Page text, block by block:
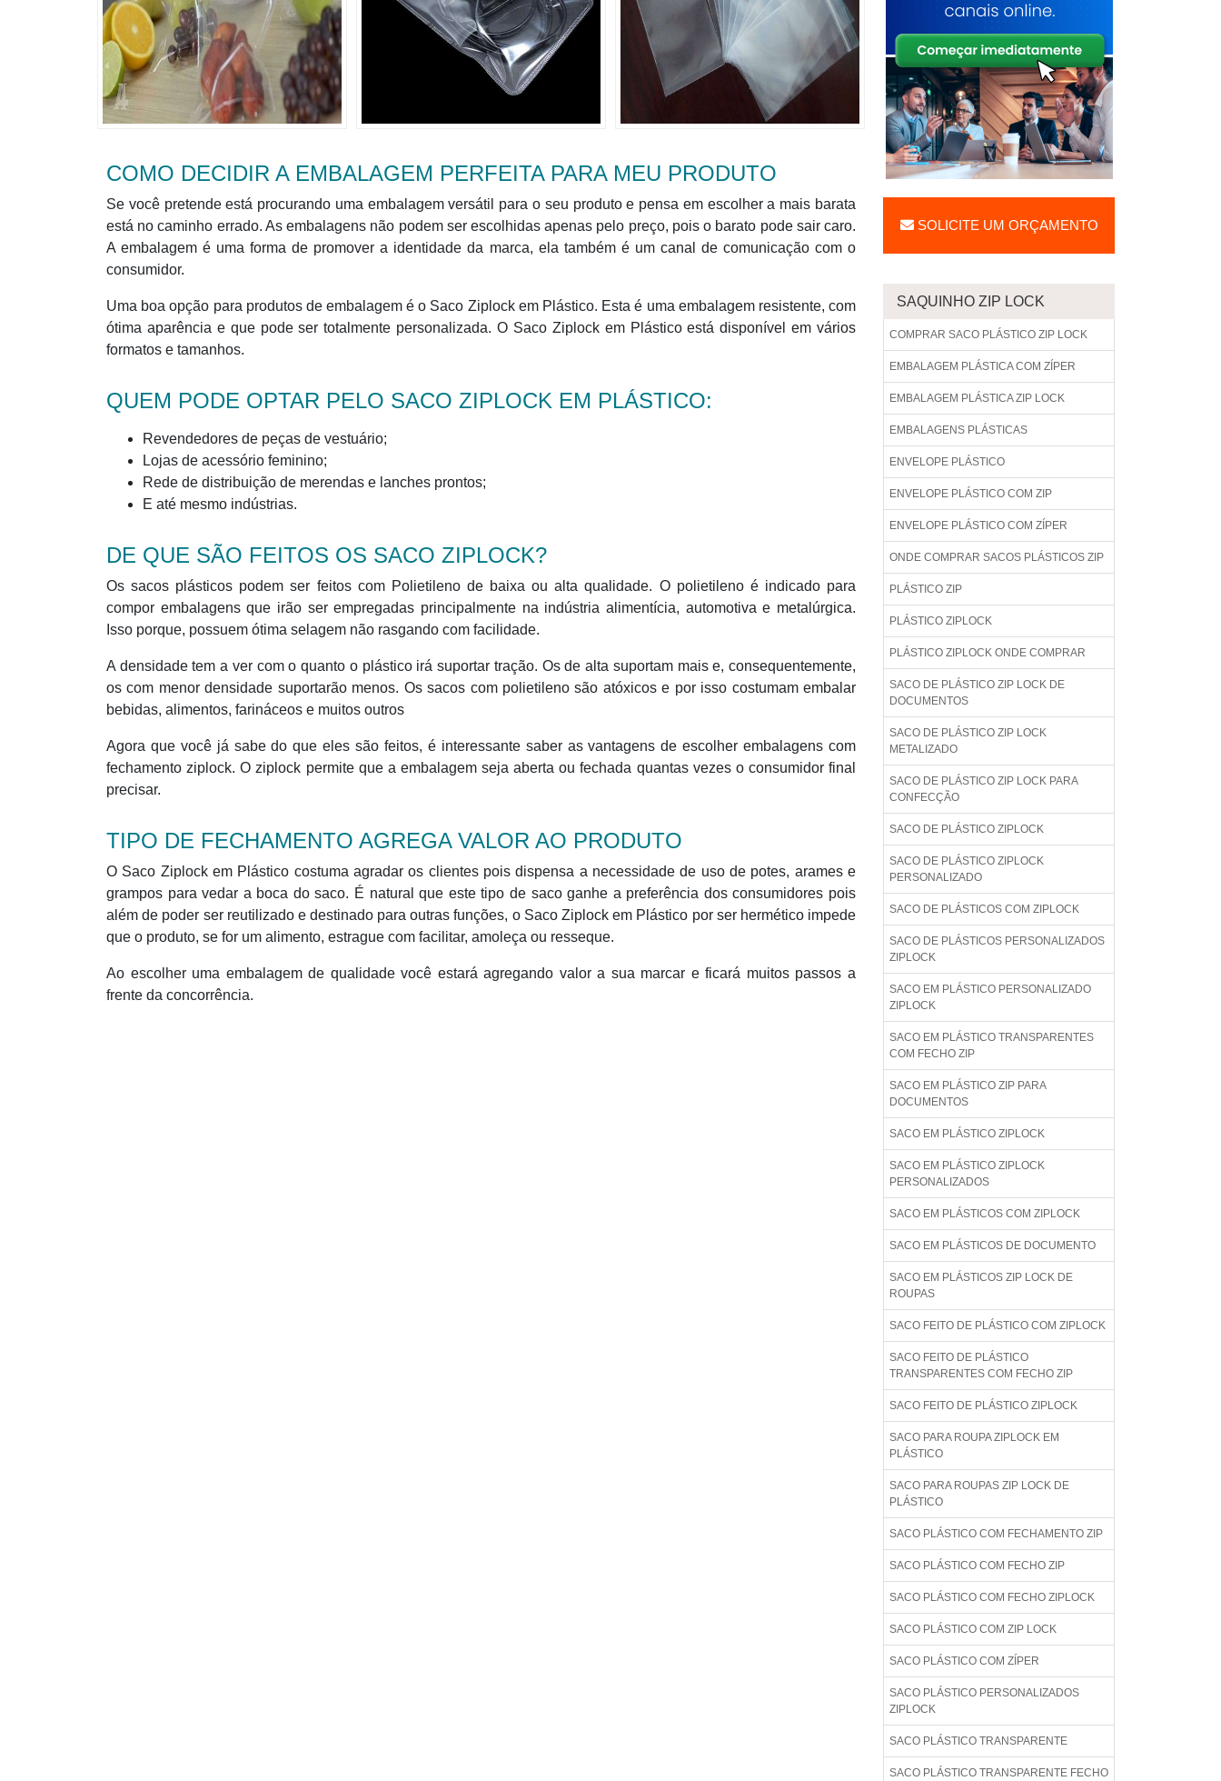
COMO DECIDIR A EMBALAGEM PERFEITA PARA MEU PRODUTO
Se você pretende está procurando uma embalagem versátil para o seu produto e pensa em escolher a mais barata
está no caminho errado. As embalagens não podem ser escolhidas apenas pelo preço, pois o barato pode sair caro.
A embalagem é uma forma de promover a identidade da marca, ela também é um canal de comunicação com o
consumidor.
Uma boa opção para produtos de embalagem é o Saco Ziplock em Plástico. Esta é uma embalagem resistente, com
ótima aparência e que pode ser totalmente personalizada. O Saco Ziplock em Plástico está disponível em vários
formatos e tamanhos.
QUEM PODE OPTAR PELO SACO ZIPLOCK EM PLÁSTICO:
Revendedores de peças de vestuário;
Lojas de acessório feminino;
Rede de distribuição de merendas e lanches prontos;
E até mesmo indústrias.
DE QUE SÃO FEITOS OS SACO ZIPLOCK?
Os sacos plásticos podem ser feitos com Polietileno de baixa ou alta qualidade. O polietileno é indicado para
compor embalagens que irão ser empregadas principalmente na indústria alimentícia, automotiva e metalúrgica.
Isso porque, possuem ótima selagem não rasgando com facilidade.
A densidade tem a ver com o quanto o plástico irá suportar tração. Os de alta suportam mais e, consequentemente,
os com menor densidade suportarão menos. Os sacos com polietileno são atóxicos e por isso costumam embalar
bebidas, alimentos, farináceos e muitos outros
Agora que você já sabe do que eles são feitos, é interessante saber as vantagens de escolher embalagens com
fechamento ziplock. O ziplock permite que a embalagem seja aberta ou fechada quantas vezes o consumidor final
precisar.
TIPO DE FECHAMENTO AGREGA VALOR AO PRODUTO
O Saco Ziplock em Plástico costuma agradar os clientes pois dispensa a necessidade de uso de potes, arames e
grampos para vedar a boca do saco. É natural que este tipo de saco ganhe a preferência dos consumidores pois
além de poder ser reutilizado e destinado para outras funções, o Saco Ziplock em Plástico por ser hermético impede
que o produto, se for um alimento, estrague com facilitar, amoleça ou resseque.
Ao escolher uma embalagem de qualidade você estará agregando valor a sua marcar e ficará muitos passos a
frente da concorrência.
SOLICITE UM ORÇAMENTO
SAQUINHO ZIP LOCK
COMPRAR SACO PLÁSTICO ZIP LOCK
EMBALAGEM PLÁSTICA COM ZÍPER
EMBALAGEM PLÁSTICA ZIP LOCK
EMBALAGENS PLÁSTICAS
ENVELOPE PLÁSTICO
ENVELOPE PLÁSTICO COM ZIP
ENVELOPE PLÁSTICO COM ZÍPER
ONDE COMPRAR SACOS PLÁSTICOS ZIP
PLÁSTICO ZIP
PLÁSTICO ZIPLOCK
PLÁSTICO ZIPLOCK ONDE COMPRAR
SACO DE PLÁSTICO ZIP LOCK DE
DOCUMENTOS
SACO DE PLÁSTICO ZIP LOCK
METALIZADO
SACO DE PLÁSTICO ZIP LOCK PARA
CONFECÇÃO
SACO DE PLÁSTICO ZIPLOCK
SACO DE PLÁSTICO ZIPLOCK
PERSONALIZADO
SACO DE PLÁSTICOS COM ZIPLOCK
SACO DE PLÁSTICOS PERSONALIZADOS
ZIPLOCK
SACO EM PLÁSTICO PERSONALIZADO
ZIPLOCK
SACO EM PLÁSTICO TRANSPARENTES
COM FECHO ZIP
SACO EM PLÁSTICO ZIP PARA
DOCUMENTOS
SACO EM PLÁSTICO ZIPLOCK
SACO EM PLÁSTICO ZIPLOCK
PERSONALIZADOS
SACO EM PLÁSTICOS COM ZIPLOCK
SACO EM PLÁSTICOS DE DOCUMENTO
SACO EM PLÁSTICOS ZIP LOCK DE
ROUPAS
SACO FEITO DE PLÁSTICO COM ZIPLOCK
SACO FEITO DE PLÁSTICO
TRANSPARENTES COM FECHO ZIP
SACO FEITO DE PLÁSTICO ZIPLOCK
SACO PARA ROUPA ZIPLOCK EM
PLÁSTICO
SACO PARA ROUPAS ZIP LOCK DE
PLÁSTICO
SACO PLÁSTICO COM FECHAMENTO ZIP
SACO PLÁSTICO COM FECHO ZIP
SACO PLÁSTICO COM FECHO ZIPLOCK
SACO PLÁSTICO COM ZIP LOCK
SACO PLÁSTICO COM ZÍPER
SACO PLÁSTICO PERSONALIZADOS
ZIPLOCK
SACO PLÁSTICO TRANSPARENTE
SACO PLÁSTICO TRANSPARENTE FECHO